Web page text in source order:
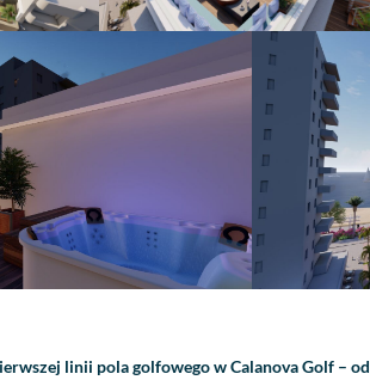
linii pola golfowego w Calanova Golf –